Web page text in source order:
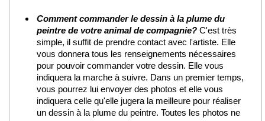
Comment commander le dessin à la plume du
peintre de votre animal de compagnie? C'est très
simple, il suffit de prendre contact avec l'artiste. Elle
vous donnera tous les renseignements nécessaires
pour pouvoir commander votre dessin. Elle vous
indiquera la marche à suivre. Dans un premier temps,
vous pourrez lui envoyer des photos et elle vous
indiquera celle qu'elle jugera la meilleure pour réaliser
un dessin à la plume du peintre. Toutes les photos ne